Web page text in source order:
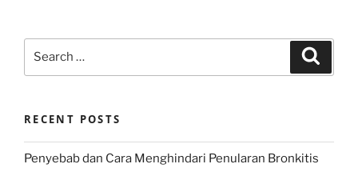
RECENT POSTS
Penyebab dan Cara Menghindari Penularan Bronkitis